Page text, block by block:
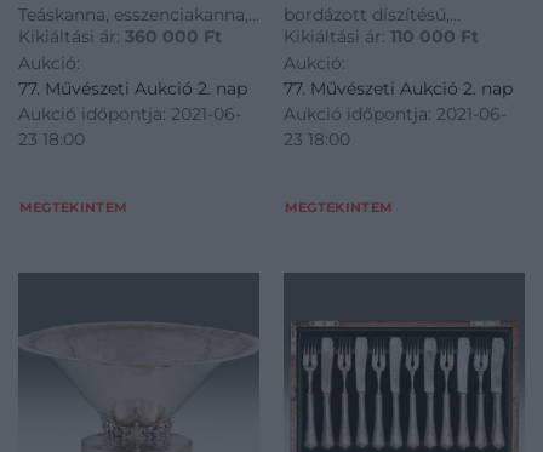
Teáskanna, esszenciakanna,
cukortartó és tejszínes
kiöntő. Kerek, karéjos talpon
bordákkal tagolt, öblös
edények. Teáskannák ívelt
fülén csont
Kikiáltási ár: 360 000 Ft
Aukció:
77. Művészeti Aukció 2. nap
Aukció időpontja: 2021-06-
23 18:00
MEGTEKINTEM
bordázott díszítésű,
zsanéros fedéllel. Belsejében
politúrozott fabetét. Jelzett:
Pest, 1940 körül, Polgár
Kálmán. M.: 18 × 12 × 4,5 cm
Kikiáltási ár: 110 000 Ft
Aukció:
77. Művészeti Aukció 2. nap
Aukció időpontja: 2021-06-
23 18:00
MEGTEKINTEM